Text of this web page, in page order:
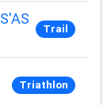
Trail
Triathlon